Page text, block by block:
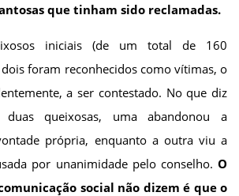
que tinham sido reclamadas.
iniciais (de um total de 160
foram reconhecidos como vítimas, o
a ser contestado. No que diz
queixosas, uma abandonou a
própria, enquanto a outra viu a
por unanimidade pelo conselho. O
social não dizem é que o